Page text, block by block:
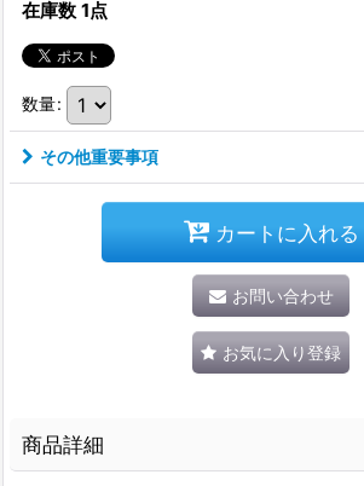
在庫数 1点
数量:
その他重要事項
カートに入れる
お問い合わせ
お気に入り登録
商品詳細